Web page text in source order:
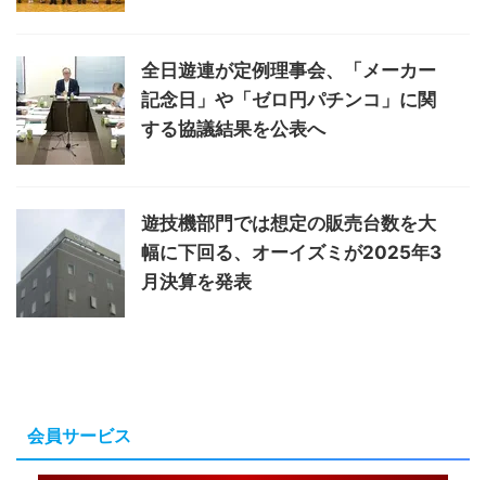
全日遊連が定例理事会、「メーカー
記念日」や「ゼロ円パチンコ」に関
する協議結果を公表へ
遊技機部門では想定の販売台数を大
幅に下回る、オーイズミが2025年3
月決算を発表
会員サービス